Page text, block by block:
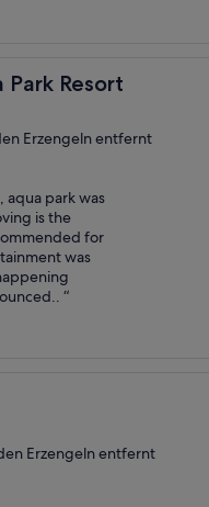
Park Resort
Erzengeln entfernt
aqua park was
is the
for
was
“
Erzengeln entfernt